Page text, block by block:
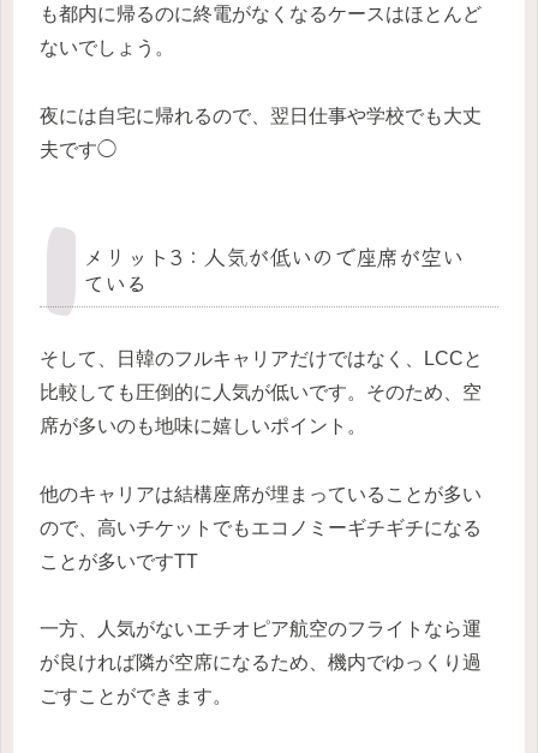
も都内に帰るのに終電がなくなるケースはほとんど
ないでしょう。
夜には自宅に帰れるので、翌日仕事や学校でも大丈
夫です◯
メリット3：人気が低いので座席が空い
ている
そして、日韓のフルキャリアだけではなく、LCCと
比較しても圧倒的に人気が低いです。そのため、空
席が多いのも地味に嬉しいポイント。
他のキャリアは結構座席が埋まっていることが多い
ので、高いチケットでもエコノミーギチギチになる
ことが多いですTT
一方、人気がないエチオピア航空のフライトなら運
が良ければ隣が空席になるため、機内でゆっくり過
ごすことができます。